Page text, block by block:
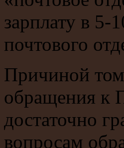
зарплату в
почтового
Причиной
обращения к
достаточно
вопросам